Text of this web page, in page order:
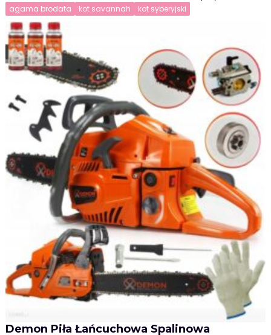
agama brodata kot savannah kot syberyjski
Demon Piła Łańcuchowa Spalinowa